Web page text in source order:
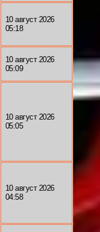
10 август 2026
05:18
10 август 2026
05:09
10 август 2026
05:05
10 август 2026
04:58